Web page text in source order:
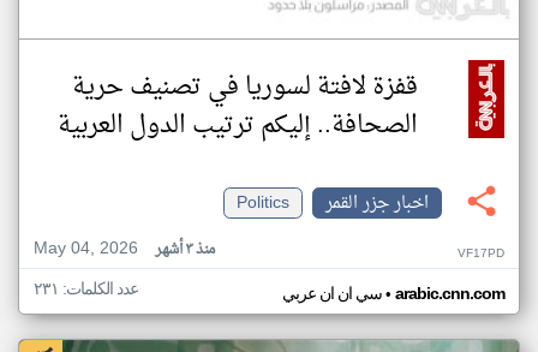
قفزة لافتة لسوريا في تصنيف حرية
الصحافة.. إليكم ترتيب الدول العربية
اخبار جزر القمر
Politics
May 04, 2026
منذ ٣ أشهر VF17PD
سي ان ان عربي• arabic.cnn.com عدد الكلمات: ٢٣١